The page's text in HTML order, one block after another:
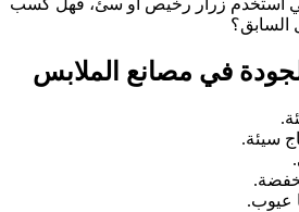
السابق؟
في مصانع الملابس
سيئة.
عيوب.